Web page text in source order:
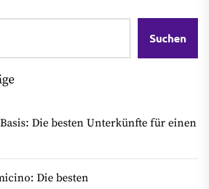
Suchen
Die besten Unterkünfte für einen
Die besten